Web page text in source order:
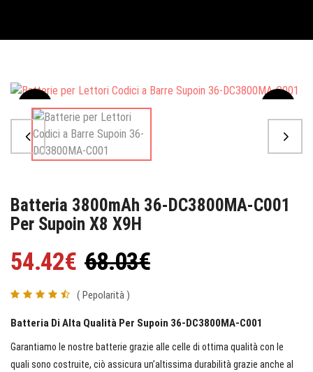
Sale
Batteria 3800mAh 36-DC3800MA-C001
Per Supoin X8 X9H
54.42€ 68.03€
( Pepolarità )
Batteria Di Alta Qualità Per Supoin 36-DC3800MA-C001
Garantiamo le nostre batterie grazie alle celle di ottima qualità con le
quali sono costruite, ciò assicura un’altissima durabilità grazie anche al